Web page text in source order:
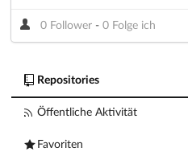
0 Follower - 0 Folge ich
Repositories
Öffentliche Aktivität
Favoriten